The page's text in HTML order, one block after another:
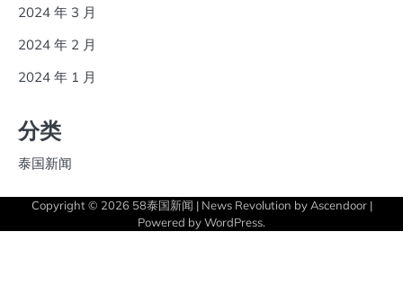
2024 年 3 月
2024 年 2 月
2024 年 1 月
分类
泰国新闻
Copyright © 2026 58泰国新闻 | News Revolution by Ascendoor|
Powered byWordPress.